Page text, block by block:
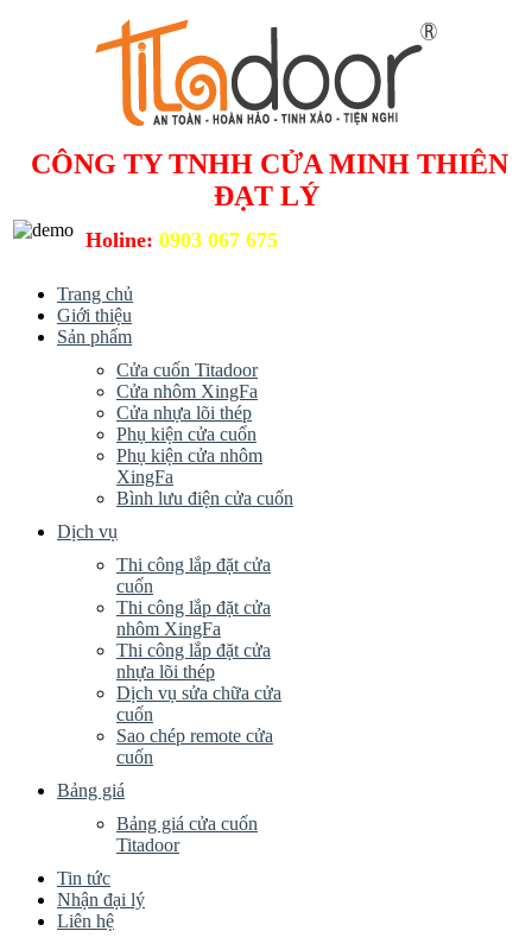
CÔNG TY TNHH CỬA MINH THIÊN
ĐẠT LÝ
Holine: 0903 067 675
Trang chủ
Giới thiệu
Sản phẩm
Cửa cuốn Titadoor
Cửa nhôm XingFa
Cửa nhựa lõi thép
Phụ kiện cửa cuốn
Phụ kiện cửa nhôm
XingFa
Bình lưu điện cửa cuốn
Dịch vụ
Thi công lắp đặt cửa
cuốn
Thi công lắp đặt cửa
nhôm XingFa
Thi công lắp đặt cửa
nhựa lõi thép
Dịch vụ sửa chữa cửa
cuốn
Sao chép remote cửa
cuốn
Bảng giá
Bảng giá cửa cuốn
Titadoor
Tin tức
Nhận đại lý
Liên hệ